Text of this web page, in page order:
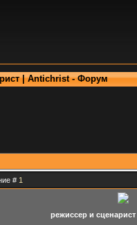
| Antichrist - Форум
# 1
режиссер и сценарист